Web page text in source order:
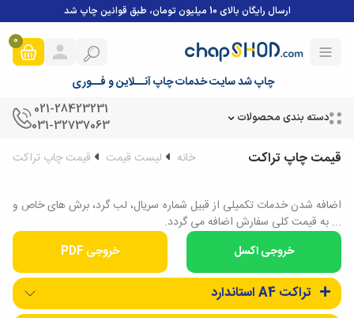
ارسال رایگان بالای 10 میلیون تومان، طبق قوانین چاپ شد
چاپ شد سایت خدمات چاپ آنــلاین و فــوری
0
دسته بندی محصولات
021-28423231
031-32737063
قیمت چاپ تراکت خانه لیست قیمت قیمت چاپ تراکت
اضافه شدن خدمات تکمیلی از قبیل شماره سریال، لب گرد، برش های خاص و
... به قیمت کلی سفارش اضافه می گردد.
خروجی PDF
تراکت A4 استاندارد